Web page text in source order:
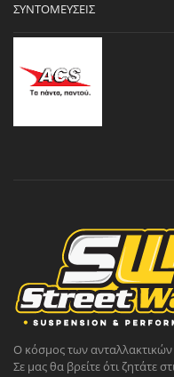
ΣΥΝΤΟΜΕΎΣΕΙΣ
Ο κόσμος των ανταλλακτικών
Σε μας θα βρείτε ότι ζητάτε